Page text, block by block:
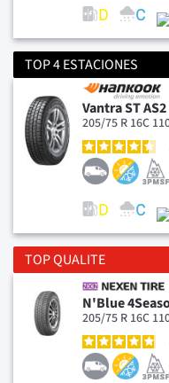
TOP 4 ESTACIONES
Vantra ST
205/75 R 16C
TOP QUALITE
N'Blue
205/75 R 16C